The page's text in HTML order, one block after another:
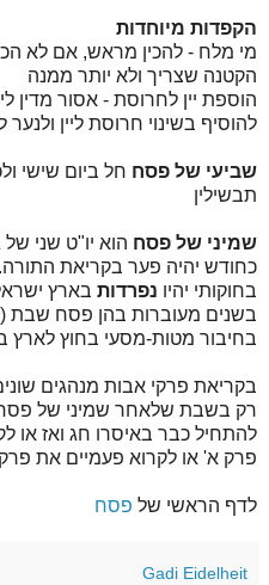
הקפדות מיוחדות
מי מלח - להכין מראש, אם לא
הקטנה שצריך ולא יותר ממנה
הוספת יין לחרוסת - אסור מדין
להוסיף בשינוי חרוסת ליין
שביעי של פסח חל ביום שישי
תבשילין
שמיני של פסח הוא יו"ט שני
כחודש יהיה פער בקריאת
בחוקותי יהיו נפרדות בארץ
בשנים מעוברות בהן פסח שבת
בחיבור מטות-מסעי בחוץ
בקריאת פרקי אבות מנהגים
רק בשבת שלאחר שמיני של פסח
להתחיל כבר באיסרו חג ואז
פרק א' או לקרוא פעמיים את פרק
לדף הראשי של פסח
Gadi Eidelheit